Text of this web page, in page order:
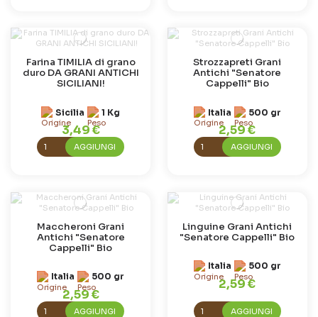
Farina TIMILIA di grano
duro DA GRANI ANTICHI
SICILIANI!
Sicilia 1 Kg
3,49 €
AGGIUNGI
Strozzapreti Grani
Antichi "Senatore
Cappelli" Bio
Italia 500 gr
2,59 €
AGGIUNGI
Maccheroni Grani
Antichi "Senatore
Cappelli" Bio
Italia 500 gr
2,59 €
AGGIUNGI
Linguine Grani Antichi
"Senatore Cappelli" Bio
Italia 500 gr
2,59 €
AGGIUNGI